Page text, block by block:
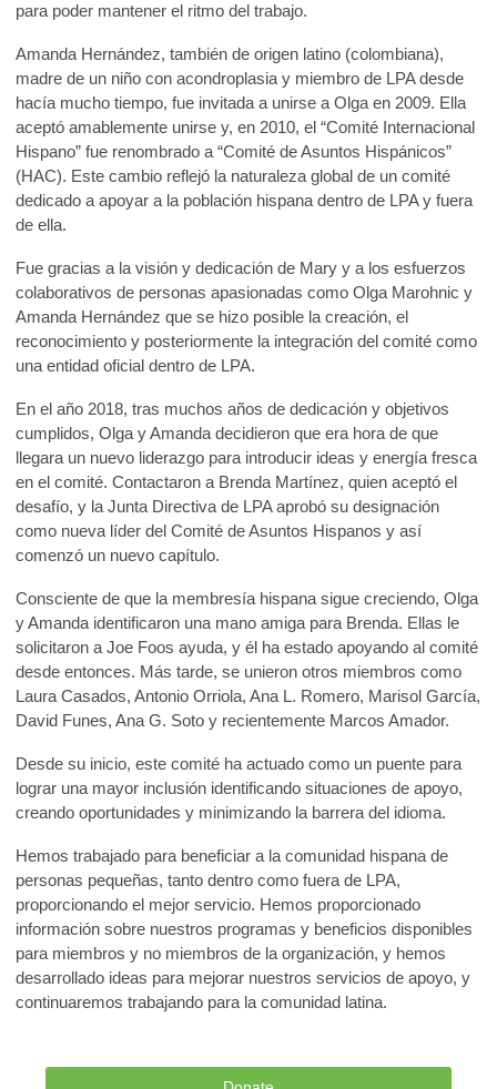
para poder mantener el ritmo del trabajo.
Amanda Hernández, también de origen latino (colombiana),
madre de un niño con acondroplasia y miembro de LPA desde
hacía mucho tiempo, fue invitada a unirse a Olga en 2009. Ella
aceptó amablemente unirse y, en 2010, el “Comité Internacional
Hispano” fue renombrado a “Comité de Asuntos Hispánicos”
(HAC). Este cambio reflejó la naturaleza global de un comité
dedicado a apoyar a la población hispana dentro de LPA y fuera
de ella.
Fue gracias a la visión y dedicación de Mary y a los esfuerzos
colaborativos de personas apasionadas como Olga Marohnic y
Amanda Hernández que se hizo posible la creación, el
reconocimiento y posteriormente la integración del comité como
una entidad oficial dentro de LPA.
En el año 2018, tras muchos años de dedicación y objetivos
cumplidos, Olga y Amanda decidieron que era hora de que
llegara un nuevo liderazgo para introducir ideas y energía fresca
en el comité. Contactaron a Brenda Martínez, quien aceptó el
desafío, y la Junta Directiva de LPA aprobó su designación
como nueva líder del Comité de Asuntos Hispanos y así
comenzó un nuevo capítulo.
Consciente de que la membresía hispana sigue creciendo, Olga
y Amanda identificaron una mano amiga para Brenda. Ellas le
solicitaron a Joe Foos ayuda, y él ha estado apoyando al comité
desde entonces. Más tarde, se unieron otros miembros como
Laura Casados, Antonio Orriola, Ana L. Romero, Marisol García,
David Funes, Ana G. Soto y recientemente Marcos Amador.
Desde su inicio, este comité ha actuado como un puente para
lograr una mayor inclusión identificando situaciones de apoyo,
creando oportunidades y minimizando la barrera del idioma.
Hemos trabajado para beneficiar a la comunidad hispana de
personas pequeñas, tanto dentro como fuera de LPA,
proporcionando el mejor servicio. Hemos proporcionado
información sobre nuestros programas y beneficios disponibles
para miembros y no miembros de la organización, y hemos
desarrollado ideas para mejorar nuestros servicios de apoyo, y
continuaremos trabajando para la comunidad latina.